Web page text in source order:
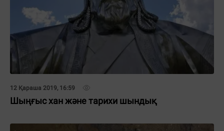
12 Қараша 2019, 16:59
Шыңғыс хан және тарихи шындық